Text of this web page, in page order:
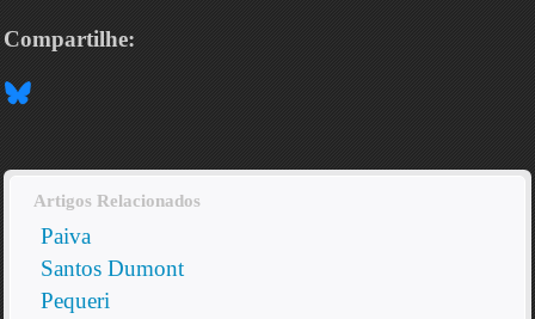
Compartilhe:
Artigos Relacionados
Paiva
Santos Dumont
Pequeri